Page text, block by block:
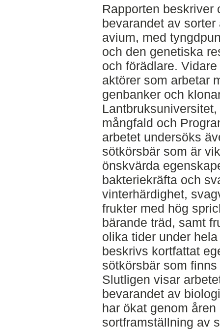
Rapporten beskriver
bevarandet av
avium, med
och den genetiska
och förädlare.
aktörer som arbetar
genbanker och
mångfald och
arbetet undersöks
sötkörsbär som är
önskvärda
bakteriekräfta och
vinterhärdighet,
frukter med hög
bärande träd, samt
olika tider under
beskrivs kortfattat
sötkörsbär som
Slutligen visar
bevarandet av
har ökat genom
sortframställning av